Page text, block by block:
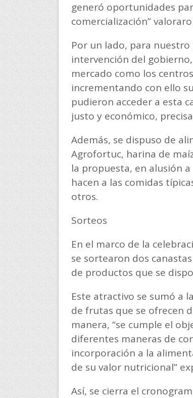
generó oportunidades
comercialización”
Por un lado, para
intervención del
mercado como los
incrementando con ello
pudieron acceder a esta
justo y económico,
Además, se dispuso de
Agrofortuc, harina de
la propuesta, en alusión
hacen a las comidas
otros.
Sorteos
En el marco de la
se sortearon dos
de productos que se
Este atractivo se sumó a
de frutas que se ofrecen
manera, “se cumple el
diferentes maneras de
incorporación a la
de su valor nutricional”
Así, se cierra el